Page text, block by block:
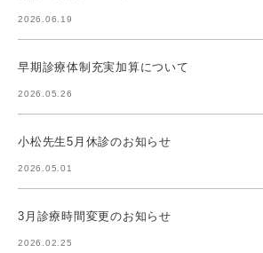
2026.06.19
早期診療体制充実加算について
2026.05.26
小松先生5月休診のお知らせ
2026.05.01
3月診療時間変更のお知らせ
2026.02.25